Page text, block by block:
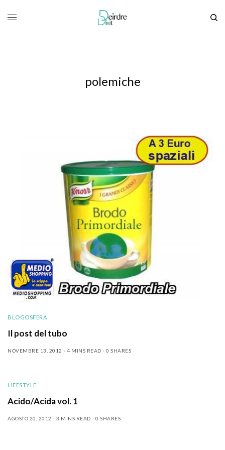
polemiche
BLOGOSFERA
Il post del tubo
NOVEMBRE 13, 2012 4 MINS READ 0 SHARES
LIFESTYLE
Acido/Acida vol. 1
AGOSTO 20, 2012 3 MINS READ 0 SHARES